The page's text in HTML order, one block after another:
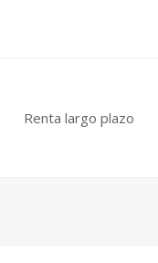
Renta largo plazo